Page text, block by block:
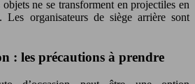
ne se transforment en projectiles en
Les organisateurs de siège arrière sont
: les précautions à prendre